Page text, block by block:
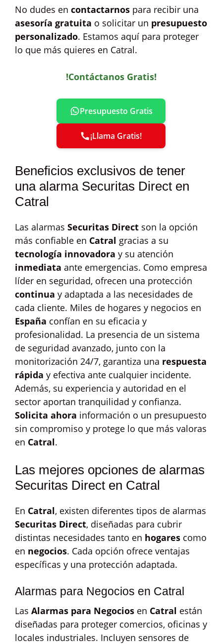
No dudes en contactarnos para recibir una
asesoría gratuita o solicitar un presupuesto
personalizado. Estamos aquí para proteger
lo que más quieres en Catral.
!Contáctanos Gratis!
Presupuesto Gratis
¡Llama Gratis!
Beneficios exclusivos de tener
una alarma Securitas Direct en
Catral
Las alarmas Securitas Direct son la opción
más confiable en Catral gracias a su
tecnología innovadora y su atención
inmediata ante emergencias. Como empresa
líder en seguridad, ofrecen una protección
continua y adaptada a las necesidades de
cada cliente. Miles de hogares y negocios en
España confían en su eficacia y
profesionalidad. La presencia de un sistema
de seguridad avanzado, junto con la
monitorización 24/7, garantiza una respuesta
rápida y efectiva ante cualquier incidente.
Además, su experiencia y autoridad en el
sector aportan tranquilidad y confianza.
Solicita ahora información o un presupuesto
sin compromiso y protege lo que más valoras
en Catral.
Las mejores opciones de alarmas
Securitas Direct en Catral
En Catral, existen diferentes tipos de alarmas
Securitas Direct, diseñadas para cubrir
distintas necesidades tanto en hogares como
en negocios. Cada opción ofrece ventajas
específicas y una protección adaptada.
Alarmas para Negocios en Catral
Las Alarmas para Negocios en Catral están
diseñadas para proteger comercios, oficinas y
locales industriales. Incluyen sensores de